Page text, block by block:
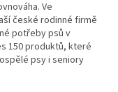
Ve
české rodinné firmě
potřeby psů v
150 produktů, které
psy i seniory